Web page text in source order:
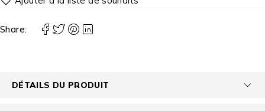
Share:
DÉTAILS DU PRODUIT